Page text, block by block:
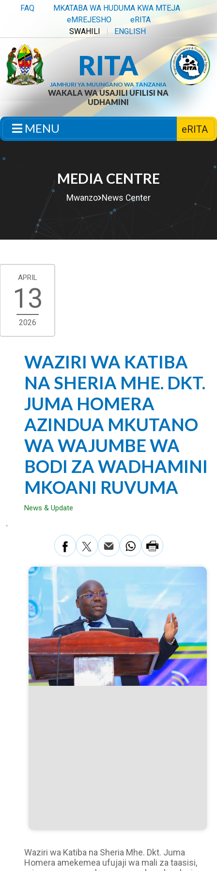
FAQ
MKATABA WA HUDUMA KWA MTEJA
eMREJESHO
eRITA
SWAHILI
ENGLISH
RITA
JAMHURI YA MUUNGANO WA TANZANIA
WAKALA WA USAJILI UFILISI NA
UDHAMINI
MENU eRITA
MEDIA CENTRE
Mwanzo News Center
APRIL
13
2026
WAZIRI WA KATIBA
NA SHERIA MHE. DKT.
JUMA HOMERA
AZINDUA MKUTANO
WA WAJUMBE WA
BODI ZA WADHAMINI
MKOANI RUVUMA
News & Update
`
Waziri wa Katiba na Sheria Mhe. Dkt. Juma
Homera amekemea ufujaji wa mali za taasisi,